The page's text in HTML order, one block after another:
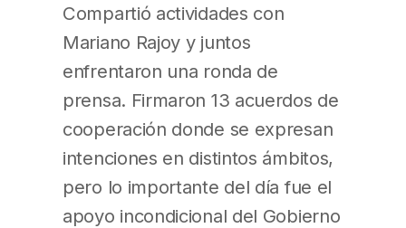
Compartió actividades con
Mariano Rajoy y juntos
enfrentaron una ronda de
prensa. Firmaron 13 acuerdos de
cooperación donde se expresan
intenciones en distintos ámbitos,
pero lo importante del día fue el
apoyo incondicional del Gobierno